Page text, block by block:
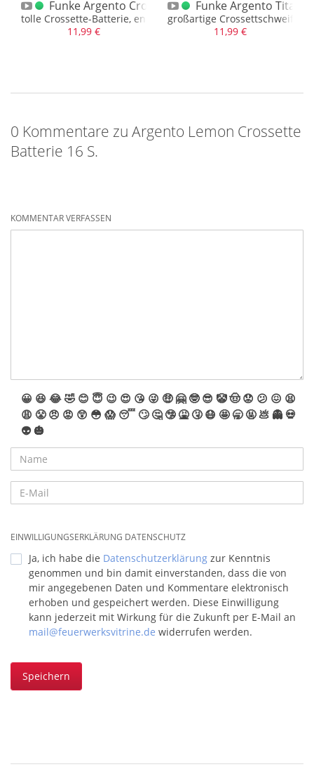
Funke Argento Crossette Batterie Pink
tolle Crossette-Batterie, endlich wieder!
11,99 €
Funke Argento
großartige
11,99 €
0 Kommentare zu Argento Lemon Crossette
Batterie 16 S.
KOMMENTAR VERFASSEN
😀 😆 😂🤣 😊 😇 😉 😍 😘 😜 🤑 🤗 🤓 😎 🤡🤠 😟 😕 😖 😫
😩 😤 😠 😡 😲 😳 😱 😴 🙄 🤔 🤥 🤮 🤧 😷 🤩 🥱 🤬 💩 👻 💀
👽 🎃
EINWILLIGUNGSERKLÄRUNG DATENSCHUTZ
Ja, ich habe die Datenschutzerklärung zur Kenntnis
genommen und bin damit einverstanden, dass die von
mir angegebenen Daten und Kommentare elektronisch
erhoben und gespeichert werden. Diese Einwilligung
kann jederzeit mit Wirkung für die Zukunft per E-Mail an
mail@feuerwerksvitrine.de widerrufen werden.
Speichern